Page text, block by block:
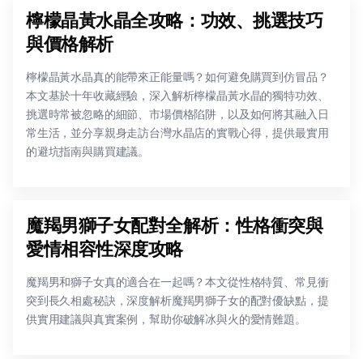
檸檬晶黃水晶全攻略：功效、挑選技巧
與價格解析
檸檬晶黃水晶真的能帶來正能量嗎？如何避免購買到仿冒品？
本文基於十年收藏經驗，深入解析檸檬晶黃水晶的獨特功效、
挑選時常被忽略的細節、市場價格陷阱，以及如何將其融入日
常生活，並分享親身走訪台灣水晶店的實戰心得，提供最實用
的避坑指南與購買建議。
魔羯男獅子女配對全解析：性格衝突與
愛情相容性深度攻略
魔羯男和獅子女真的適合在一起嗎？本文從性格特質、常見衝
突到長久相處秘訣，深度解析魔羯男獅子女的配對優缺點，提
供實用建議與真實案例，幫助你破解冰與火的愛情難題。